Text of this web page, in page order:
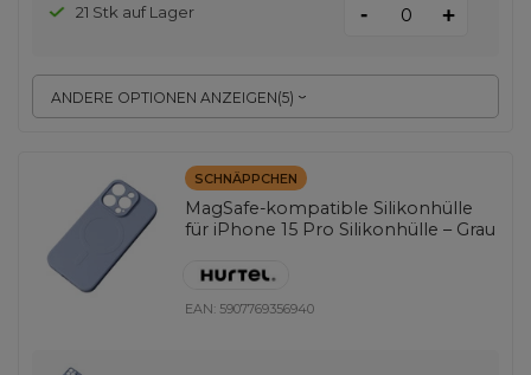
ANDERE OPTIONEN ANZEIGEN(5)
21 Stk auf Lager - +
SCHNÄPPCHEN
MagSafe-kompatible Silikonhülle
für iPhone 15 Pro Silikonhülle – Grau
EAN: 5907769356940